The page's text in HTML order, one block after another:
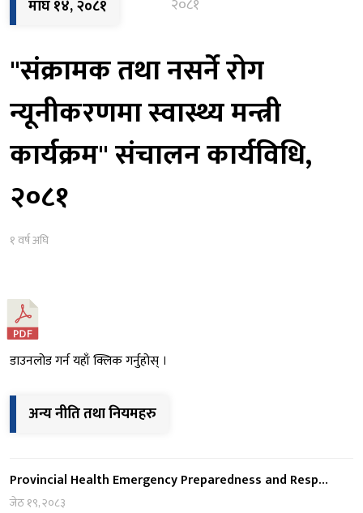
२०८१
माघ १४, २०८१
"संक्रामक तथा नसर्ने रोग
न्यूनीकरणमा स्वास्थ्य मन्त्री
कार्यक्रम" संचालन कार्यविधि,
२०८१
१ वर्ष अघि
डाउनलोड गर्न यहाँ क्लिक गर्नुहोस् ।
अन्य नीति तथा नियमहरु
Provincial Health Emergency Preparedness and Resp…
जेठ १९, २०८३